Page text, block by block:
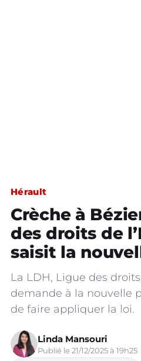
Hérault
Crèche à
des droits de
saisit la
La LDH, Ligue des
demande à la nouvelle
de faire appliquer la loi.
Linda Mansouri
Publié le 21/12/2025 à 19h25